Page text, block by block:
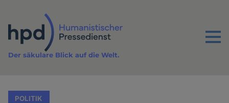
Inhalt
Menu
Der säkulare Blick auf die Welt.
POLITIK